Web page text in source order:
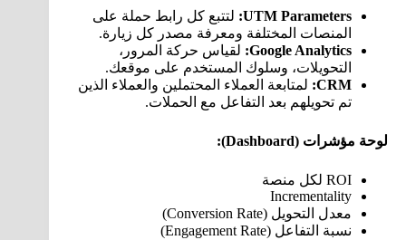
UTM Parameters: لتتبع كل رابط حملة على
المنصات المختلفة ومعرفة مصدر كل زيارة.
Google Analytics: لقياس حركة المرور،
التحويلات، وسلوك المستخدم على موقعك.
CRM: لمتابعة العملاء المحتملين والعملاء الذين
تم تحويلهم بعد التفاعل مع الحملات.
لوحة مؤشرات (Dashboard):
ROI لكل منصة
Incrementality
معدل التحويل (Conversion Rate)
نسبة التفاعل (Engagement Rate)